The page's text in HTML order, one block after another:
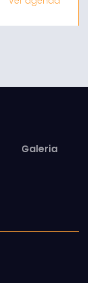
Galeria